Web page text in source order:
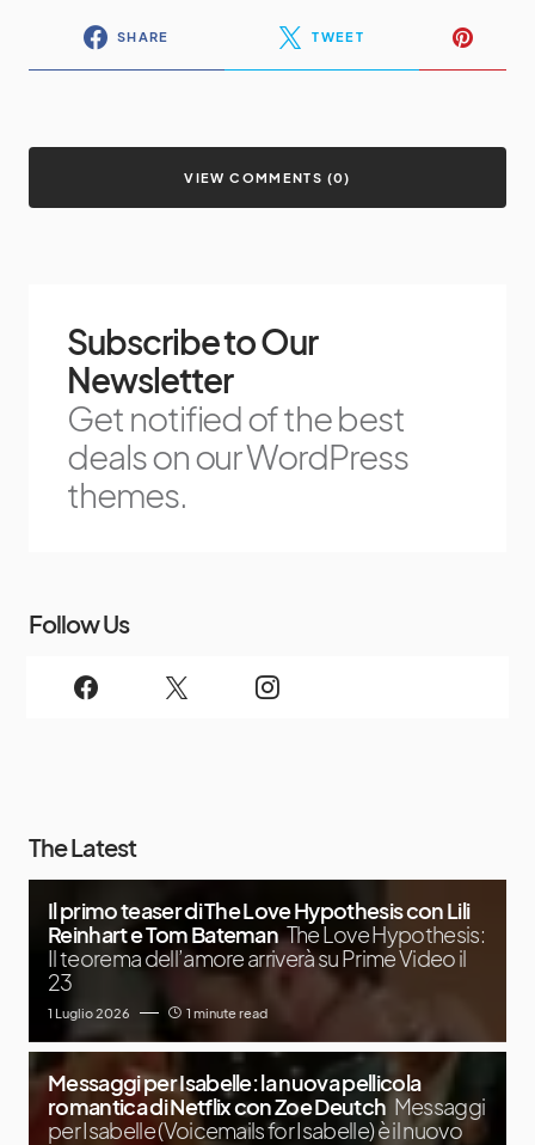
SHARE TWEET
VIEW COMMENTS (0)
Subscribe to Our
Newsletter
Get notified of the best
deals on our WordPress
themes.
Follow Us
The Latest
Il primo teaser di The Love Hypothesis con Lili
Reinhart e Tom Bateman The Love Hypothesis:
Il teorema dell’amore arriverà su Prime Video il
23
1 Luglio 2026 1 minute read
Messaggi per Isabelle: la nuova pellicola
romantica di Netflix con Zoe Deutch Messaggi
per Isabelle (Voicemails for Isabelle) è il nuovo